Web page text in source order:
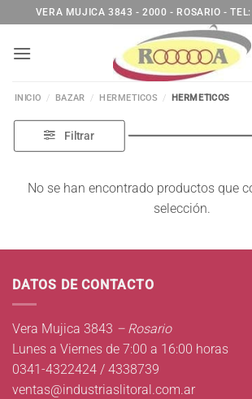
al
contenido
VERA MUJICA 3843 - 2000 - ROSARIO -
INICIO / BAZAR / HERMETICOS / HERMETICOS
Filtrar
No se han encontrado productos que
selección.
DATOS DE CONTACTO
Vera Mujica 3843 – Rosario
Lunes a Viernes de 7:00 a 16:00 horas
0341-4322424 / 4338739
ventas@industriaslitoral.com.ar